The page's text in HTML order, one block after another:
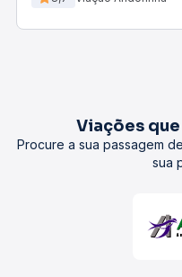
Viações
Procure a sua passagem
sua